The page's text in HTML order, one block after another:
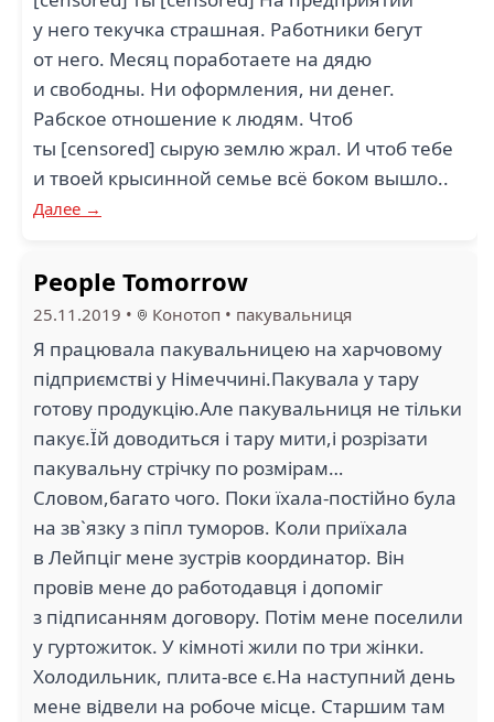
у него текучка страшная. Работники бегут
от него. Месяц поработаете на дядю
и свободны. Ни оформления, ни денег.
Рабское отношение к людям. Чтоб
ты [censored] сырую землю жрал. И чтоб тебе
и твоей крысинной семье всё боком вышло..
Далее →
People Tomorrow
25.11.2019 • Конотоп • пакувальниця
Я працювала пакувальницею на харчовому
підприємстві у Німеччині.Пакувала у тару
готову продукцію.Але пакувальниця не тільки
пакує.Їй доводиться і тару мити,і розрізати
пакувальну стрічку по розмірам…
Словом,багато чого. Поки їхала-постійно була
на зв`язку з піпл туморов. Коли приїхала
в Лейпціг мене зустрів координатор. Він
провів мене до работодавця і допоміг
з підписанням договору. Потім мене поселили
у гуртожиток. У кімноті жили по три жінки.
Холодильник, плита-все є.На наступний день
мене відвели на робоче місце. Старшим там